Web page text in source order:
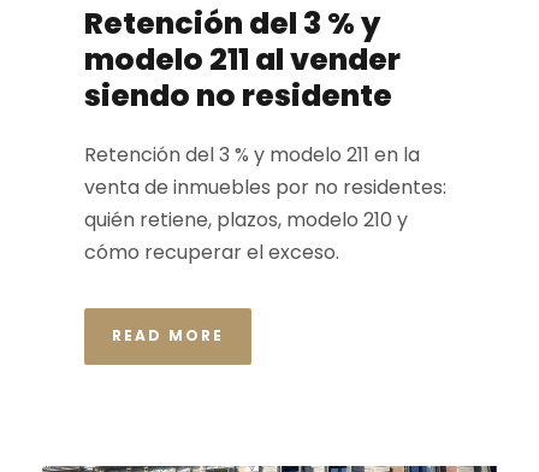
Retención del 3 % y
modelo 211 al vender
siendo no residente
Retención del 3 % y modelo 211 en la
venta de inmuebles por no residentes:
quién retiene, plazos, modelo 210 y
cómo recuperar el exceso.
READ MORE